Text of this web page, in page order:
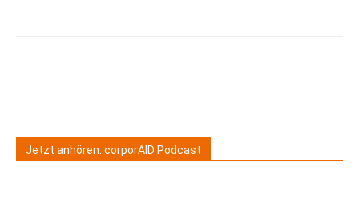
Jetzt anhören: corporAID Podcast